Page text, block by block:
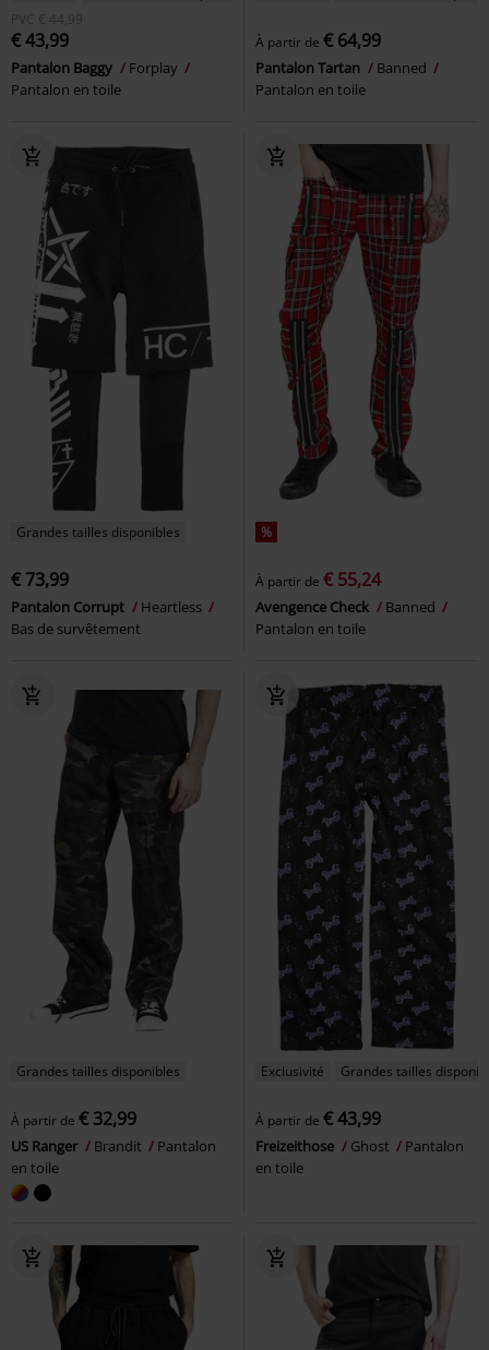
PVC € 44,99
€ 43,99
Pantalon Baggy
Forplay
Pantalon en toile
À partir de € 64,99
Pantalon Tartan
Banned
Pantalon en toile
Grandes tailles disponibles
€ 73,99
Pantalon Corrupt
Heartless
Bas de survêtement
%
À partir de € 55,24
Avengence Check
Banned
Pantalon en toile
Grandes tailles disponibles
À partir de € 32,99
US Ranger Brandit
Pantalon
en toile
Exclusivité Grandes tailles
À partir de € 43,99
Freizeithose Ghost
Pantalon
en toile